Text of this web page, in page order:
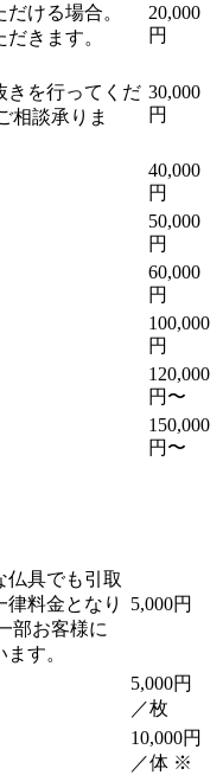
ける場合。
きます。
20,000
円
きを行ってくだ
相談承りま
30,000
円
40,000
円
50,000
円
60,000
円
100,000
円
120,000
円〜
150,000
円〜
仏具でも引取
料金となり
部お客様に
す。
5,000円
5,000円
／枚
10,000円
／体 ※